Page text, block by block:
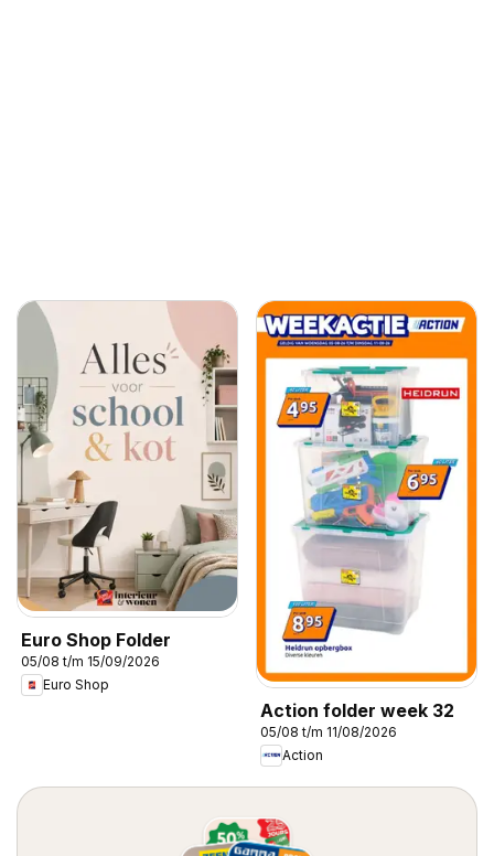
Euro Shop Folder
05/08 t/m 15/09/2026
Euro Shop
Action folder week 32
05/08 t/m 11/08/2026
Action